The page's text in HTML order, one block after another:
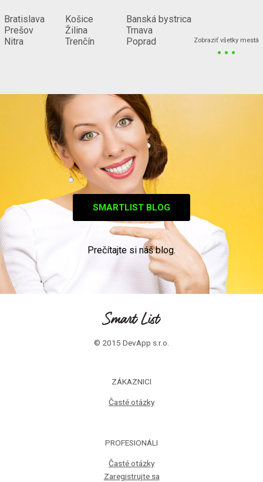
Bratislava
Prešov
Nitra
Košice
Žilina
Trenčín
Banská bystrica
Trnava
Poprad
Zobraziť všetky mestá
...
SMARTLIST BLOG
Prečítajte si náš blog.
© 2015 DevApp s.r.o.
ZÁKAZNICI
Časté otázky
PROFESIONÁLI
Časté otázky
Zaregistrujte sa